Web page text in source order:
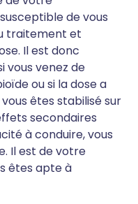
de vous
traitement et
Il est donc
vous venez de
ou si la dose a
êtes stabilisé sur
secondaires
à conduire, vous
Il est de votre
êtes apte à